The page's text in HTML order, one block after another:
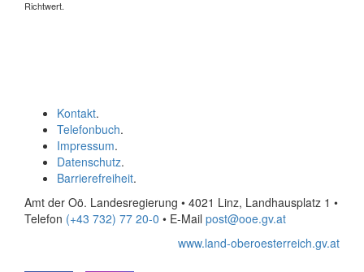
Richtwert.
Kontakt.
Telefonbuch.
Impressum.
Datenschutz.
Barrierefreiheit.
Amt der Oö. Landesregierung • 4021 Linz, Landhausplatz 1 •
Telefon (+43 732) 77 20-0 • E-Mail post@ooe.gv.at
www.land-oberoesterreich.gv.at